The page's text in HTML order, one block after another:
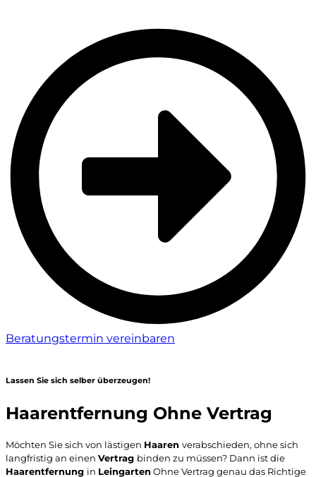
Beratungstermin vereinbaren
Lassen Sie sich selber überzeugen!
Haarentfernung Ohne Vertrag
Möchten Sie sich von lästigen Haaren verabschieden, ohne sich
langfristig an einen Vertrag binden zu müssen? Dann ist die
Haarentfernung in LeingartenOhne Vertrag genau das Richtige